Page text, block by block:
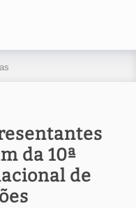
da 10ª
de